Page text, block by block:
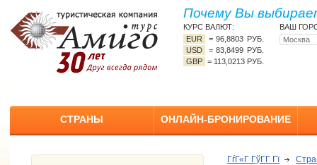
Почему Вы
КУРС ВАЛЮТ:
EUR
=96,8803 РУБ.
USD
=83,8499 РУБ.
GBP = 113,0213 РУБ.
ВАШ
СТРАНЫ ОНЛАЙН-БРОНИРОВАНИЕ
ГѓГ«Г ГўГ­Г Гї